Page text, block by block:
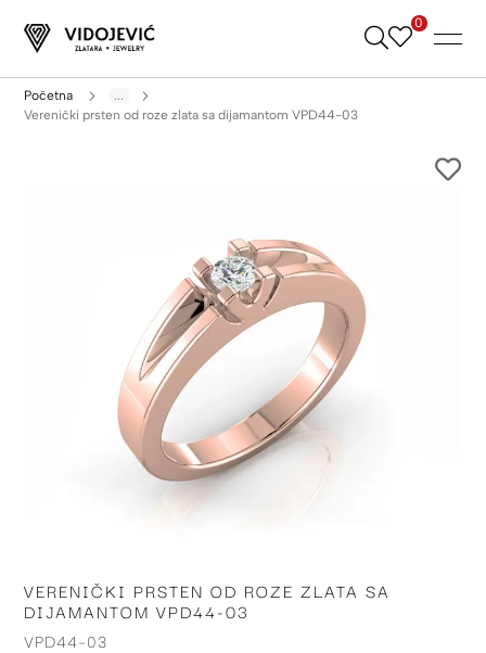
Skip
0
Početna
...
Verenički prsten od roze zlata sa dijamantom VPD44-03
Skip
to
the
VERENIČKI PRSTEN OD ROZE ZLATA SA
DIJAMANTOM VPD44-03
VPD44-03